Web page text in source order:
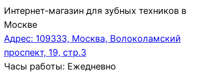
Интернет-магазин для зубных техников в
Москве
Адрес: 109333, Москва, Волоколамский
проспект, 19, стр.3
Часы работы: Ежедневно